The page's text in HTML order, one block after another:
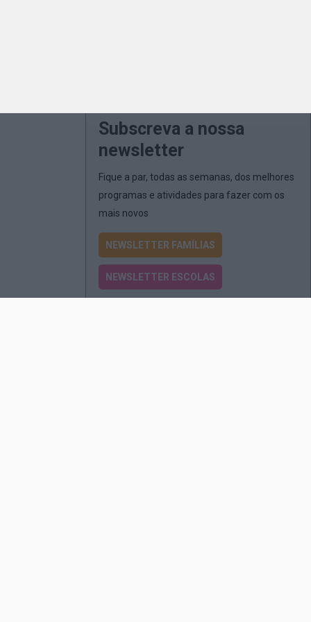
Subscreva a nossa
newsletter
Fique a par, todas as semanas, dos melhores
programas e atividades para fazer com os
mais novos
NEWSLETTER FAMÍLIAS
NEWSLETTER ESCOLAS